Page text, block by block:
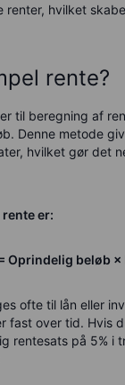
renter, hvilket
rente?
til beregning af
Denne metode
hvilket gør det
er:
Oprindelig beløb ×
ofte til lån eller
fast over tid. Hvis
rentesats på 5% i